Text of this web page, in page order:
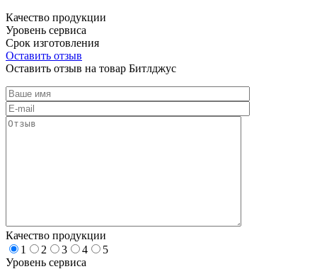
Качество продукции
Уровень сервиса
Срок изготовления
Оставить отзыв
Оставить отзыв на товар Битлджус
Качество продукции
1
2 3 4
5
Уровень сервиса